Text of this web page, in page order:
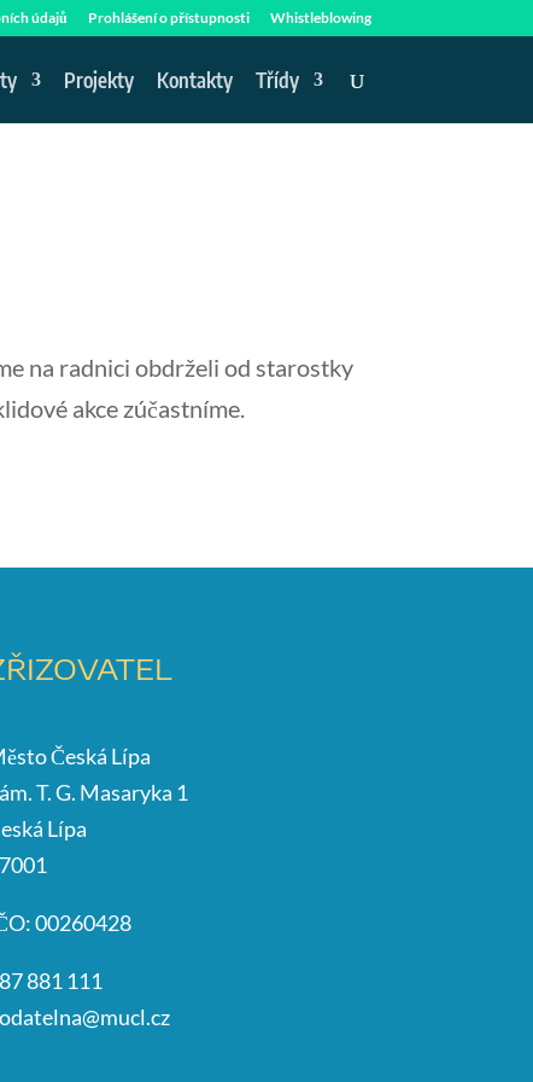
údajů Prohlášení o přístupnosti Whistleblowing
Projekty Kontakty Třídy
na radnici obdrželi od starostky
akce zúčastníme.
Česká Lípa
T. G. Masaryka 1
Lípa
00260428
881 111